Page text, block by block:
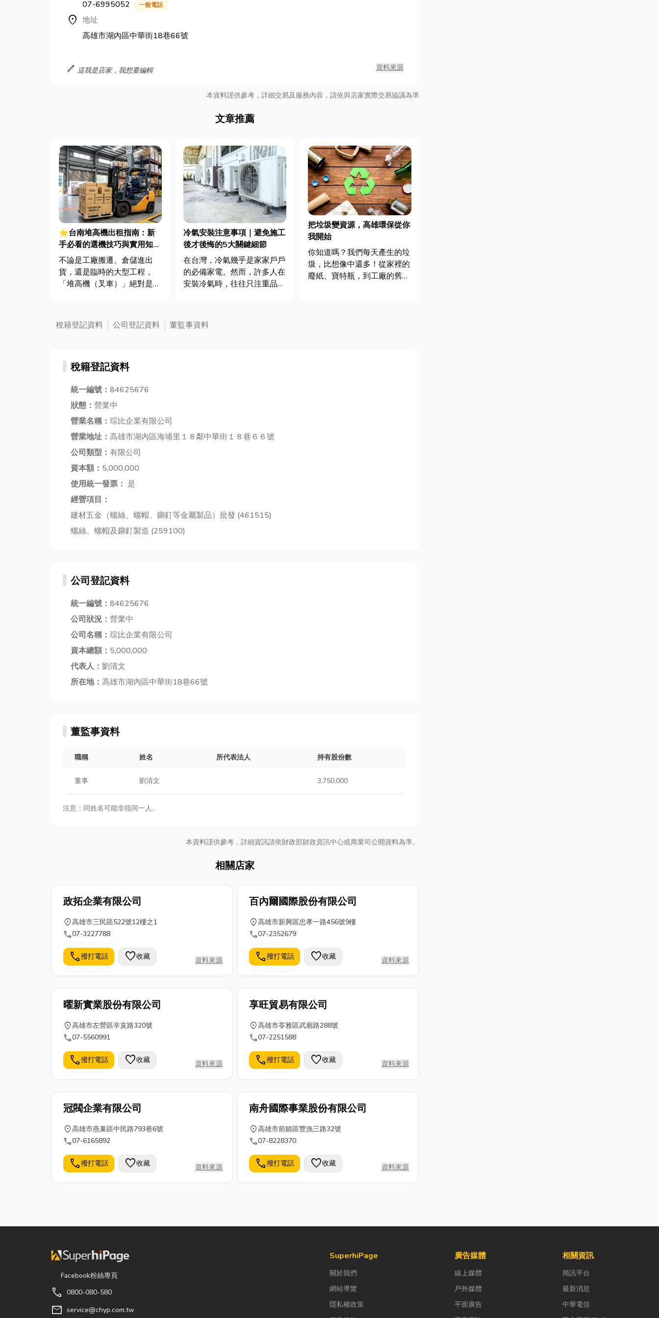
07-6995052 一般電話
location_on 地址
高雄市湖內區中華街18巷66號
edit 這我是店家，我想要編輯 資料來源
本資料謹供參考，詳細交易及服務內容，請依與店家實際交易協議為準
文章推薦
⭐台南堆高機出租指南：新
手必看的選機技巧與實用知識
分享
不論是工廠搬遷、倉儲進出
貨，還是臨時的大型工程，
「堆高機（叉車）」絕對是不
運需求的人來說，面對琳瑯滿
目的堆高機規格，常常一頭霧
出租前，必...
冷氣安裝注意事項｜避免施工
後才後悔的5大關鍵細節
在台灣，冷氣幾乎是家家戶戶
的必備家電。然而，許多人在
安裝冷氣時，往往只注重品牌
系統，不僅可能導致耗電量增
加、冷房效果不佳，甚至在日
把垃圾變資源，高雄環保從你
我開始
你知道嗎？我們每天產生的垃
圾，比想像中還多！從家裡的
廢紙、寶特瓶，到工廠的舊家
稅籍登記資料 公司登記資料 董監事資料
稅籍登記資料
統一編號： 84625676
狀態： 營業中
營業名稱： 琮比企業有限公司
營業地址： 高雄市湖內區海埔里１８鄰中華街１８巷６６號
公司類型： 有限公司
資本額： 5,000,000
使用統一發票： 是
經營項目：
建材五金（螺絲、螺帽、鉚釘等金屬製品）批發 (461515)
螺絲、螺帽及鉚釘製造 (259100)
公司登記資料
統一編號： 84625676
公司狀況： 營業中
公司名稱： 琮比企業有限公司
資本總額： 5,000,000
代表人： 劉清文
所在地： 高雄市湖內區中華街18巷66號
董監事資料
職稱 姓名 所代表法人 持有股份數
董事 劉清文 3,750,000
注意：同姓名可能非指同一人。
本資料謹供參考，詳細資訊請依財政部財政資訊中心或商業司公開資料為準。
相關店家
政拓企業有限公司
location_on高雄市三民區522號12樓之1
call07-3227788
call撥打電話 favorite收藏 資料來源
百內爾國際股份有限公司
location_on高雄市新興區忠孝一路456號9樓
call07-2352679
call撥打電話 favorite收藏 資料來源
曜新實業股份有限公司
location_on高雄市左營區辛亥路320號
call07-5560991
call撥打電話 favorite收藏 資料來源
享旺貿易有限公司
location_on高雄市苓雅區武廟路288號
call07-2251588
call撥打電話 favorite收藏 資料來源
冠閥企業有限公司
location_on高雄市燕巢區中民路793巷6號
call07-6165892
call撥打電話 favorite收藏 資料來源
南舟國際事業股份有限公司
location_on高雄市前鎮區豐漁三路32號
call07-8228370
call撥打電話 favorite收藏 資料來源
Facebook粉絲專頁
call 0800-080-580
mail service@chyp.com.tw
SuperhiPage
關於我們
網站導覽
隱私權政策
廣告媒體
線上媒體
戶外媒體
平面廣告
相關資訊
簡訊平台
最新消息
中華電信